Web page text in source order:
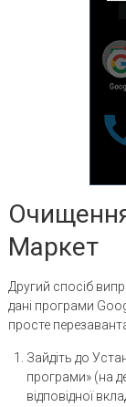
Маркет
Другий спосіб
дані програми
просте
Зайдіть до
програми» (на
відповідної